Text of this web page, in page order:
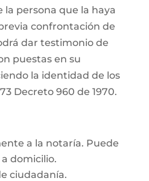
la persona que la haya
confrontación de
dar testimonio de
puestas en su
la identidad de los
Decreto 960 de 1970.
a la notaría. Puede
domicilio.
ciudadanía.